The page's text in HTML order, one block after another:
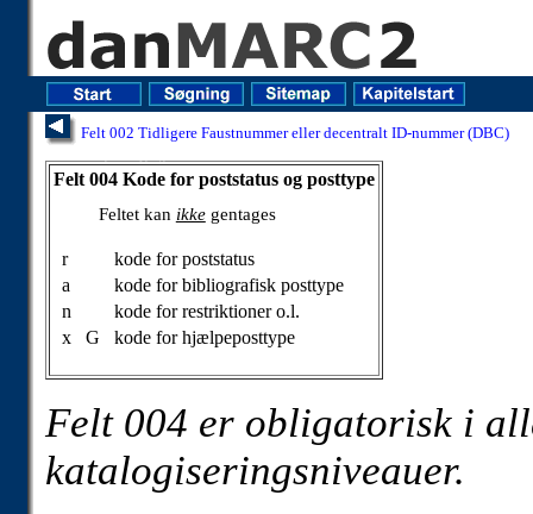
Felt 002 Tidligere Faustnummer eller decentralt ID-nummer (DBC)
Felt 004 Kode for poststatus og posttype
Feltet kan ikkegentages
r
kode for poststatus
a
kode for bibliografisk posttype
n
kode for restriktioner o.l.
x
G kode for hjælpeposttype
Felt 004 er obligatorisk i
katalogiseringsniveauer.